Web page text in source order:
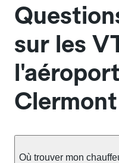
sur les
Où trouver mon